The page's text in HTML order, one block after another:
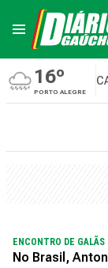
16º
PORTO ALEGRE
ENCONTRO DE GALÃS
No Brasil,